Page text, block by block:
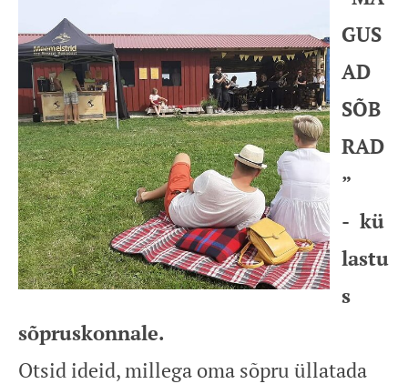
GUS
AD
SÕB
RAD
”
- kü
lastu
s
sõpruskonnale.
Otsid ideid, millega oma sõpru üllatada